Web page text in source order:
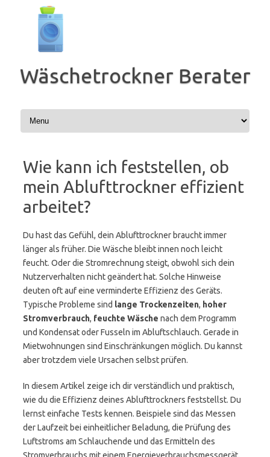
springen
Wäschetrockner Berater
Wie kann ich feststellen, ob
mein Ablufttrockner effizient
arbeitet?
Du hast das Gefühl, dein Ablufttrockner braucht immer
länger als früher. Die Wäsche bleibt innen noch leicht
feucht. Oder die Stromrechnung steigt, obwohl sich dein
Nutzerverhalten nicht geändert hat. Solche Hinweise
deuten oft auf eine verminderte Effizienz des Geräts.
Typische Probleme sind lange Trockenzeiten, hoher
Stromverbrauch, feuchte Wäsche nach dem Programm
und Kondensat oder Fusseln im Abluftschlauch. Gerade in
Mietwohnungen sind Einschränkungen möglich. Du kannst
aber trotzdem viele Ursachen selbst prüfen.
In diesem Artikel zeige ich dir verständlich und praktisch,
wie du die Effizienz deines Ablufttrockners feststellst. Du
lernst einfache Tests kennen. Beispiele sind das Messen
der Laufzeit bei einheitlicher Beladung, die Prüfung des
Luftstroms am Schlauchende und das Ermitteln des